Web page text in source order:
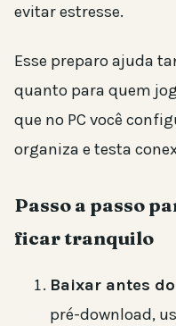
evitar estresse.
Esse preparo ajuda
quanto para quem
que no PC você
organiza e testa
Passo a passo
ficar tranquilo
Baixar antes
pré-download,